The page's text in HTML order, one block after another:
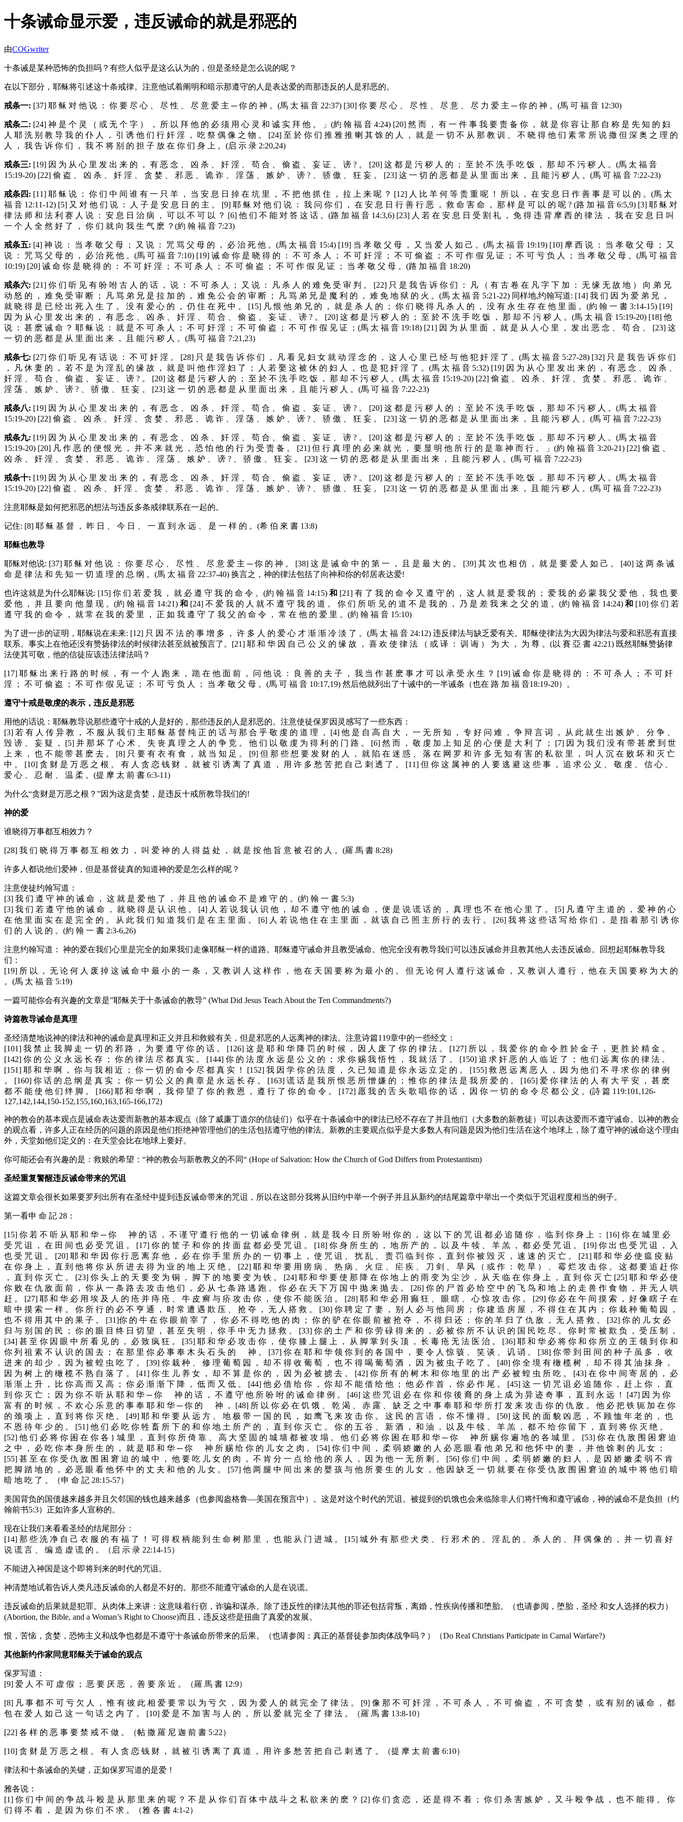
十条诫命显示爱，违反诫命的就是邪恶的
由COGwriter
十条诫是某种恐怖的负担吗？有些人似乎是这么认为的，但是圣经是怎么说的呢？
在以下部分，耶稣将引述这十条戒律。注意他试着阐明和暗示那遵守的人是表达爱的而那违反的人是邪恶的。
戒条一: [37] 耶 稣 对 他 说 ： 你 要 尽 心 、 尽 性 、 尽 意 爱 主 ─ 你 的 神 。(馬 太 福 音 22:37) [30] 你 要 尽 心 、 尽 性 、 尽 意 、 尽 力 爱 主 ─ 你 的 神 。(馬 可 福 音 12:30)
戒条二: [24] 神 是 个 灵 （ 或 无 个 字 ） ， 所 以 拜 他 的 必 须 用 心 灵 和 诚 实 拜 他 。 」(約 翰 福 音 4:24) [20] 然 而 ， 有 一 件 事 我 要 责 备 你 ， 就 是 你 容 让 那 自 称 是 先 知 的 妇
人 耶 洗 别 教 导 我 的 仆 人 ， 引 诱 他 们 行 奸 淫 ， 吃 祭 偶 像 之 物 。 [24] 至 於 你 们 推 雅 推 喇 其 馀 的 人 ， 就 是 一 切 不 从 那 教 训 、 不 晓 得 他 们 素 常 所 说 撒 但 深 奥 之 理 的
人 ， 我 告 诉 你 们 ， 我 不 将 别 的 担 子 放 在 你 们 身 上 。(启 示 录 2:20,24)
戒条三: [19] 因 为 从 心 里 发 出 来 的 ， 有 恶 念 、 凶 杀 、 奸 淫 、 苟 合 、 偷 盗 、 妄 证 、 谤 ? 。 [20] 这 都 是 污 秽 人 的 ； 至 於 不 洗 手 吃 饭 ， 那 却 不 污 秽 人 。(馬 太 福 音
15:19-20) [22] 偷 盗 、 凶 杀 、 奸 淫 、 贪 婪 、 邪 恶 、 诡 诈 、 淫 荡 、 嫉 妒 、 谤 ? 、 骄 傲 、 狂 妄 。 [23] 这 一 切 的 恶 都 是 从 里 面 出 来 ， 且 能 污 秽 人 。(馬 可 福 音 7:22-23)
戒条四: [11] 耶 稣 说 ： 你 们 中 间 谁 有 一 只 羊 ， 当 安 息 日 掉 在 坑 里 ， 不 把 他 抓 住 ， 拉 上 来 呢 ？ [12] 人 比 羊 何 等 贵 重 呢 ！ 所 以 ， 在 安 息 日 作 善 事 是 可 以 的 。(馬 太
福 音 12:11-12) [5] 又 对 他 们 说 ： 人 子 是 安 息 日 的 主 。 [9] 耶 稣 对 他 们 说 ： 我 问 你 们 ， 在 安 息 日 行 善 行 恶 ， 救 命 害 命 ， 那 样 是 可 以 的 呢 ? (路 加 福 音 6:5,9) [3] 耶 稣 对
律 法 师 和 法 利 赛 人 说 ： 安 息 日 治 病 ， 可 以 不 可 以 ？ [6] 他 们 不 能 对 答 这 话 。(路 加 福 音 14:3,6) [23] 人 若 在 安 息 日 受 割 礼 ， 免 得 违 背 摩 西 的 律 法 ， 我 在 安 息 日 叫
一 个 人 全 然 好 了 ， 你 们 就 向 我 生 气 麽 ？(約 翰 福 音 7:23)
戒条五: [4] 神 说 ： 当 孝 敬 父 母 ； 又 说 ： 咒 骂 父 母 的 ， 必 治 死 他 。(馬 太 福 音 15:4) [19] 当 孝 敬 父 母 ， 又 当 爱 人 如 己 。(馬 太 福 音 19:19) [10] 摩 西 说 ： 当 孝 敬 父 母 ； 又
说 ： 咒 骂 父 母 的 ， 必 治 死 他 。(馬 可 福 音 7:10) [19] 诫 命 你 是 晓 得 的 ： 不 可 杀 人 ； 不 可 奸 淫 ； 不 可 偷 盗 ； 不 可 作 假 见 证 ； 不 可 亏 负 人 ； 当 孝 敬 父 母 。(馬 可 福 音
10:19) [20] 诫 命 你 是 晓 得 的 ： 不 可 奸 淫 ； 不 可 杀 人 ； 不 可 偷 盗 ； 不 可 作 假 见 证 ； 当 孝 敬 父 母 。(路 加 福 音 18:20)
戒条六: [21] 你 们 听 见 有 吩 咐 古 人 的 话 ， 说 ： 不 可 杀 人 ； 又 说 ： 凡 杀 人 的 难 免 受 审 判 。 [22] 只 是 我 告 诉 你 们 ： 凡 （ 有 古 卷 在 凡 字 下 加 ： 无 缘 无 故 地 ） 向 弟 兄
动 怒 的 ， 难 免 受 审 断 ； 凡 骂 弟 兄 是 拉 加 的 ， 难 免 公 会 的 审 断 ； 凡 骂 弟 兄 是 魔 利 的 ， 难 免 地 狱 的 火 。(馬 太 福 音 5:21-22) 同样地,约翰写道: [14] 我 们 因 为 爱 弟 兄 ，
就 晓 得 是 已 经 出 死 入 生 了 。 没 有 爱 心 的 ， 仍 住 在 死 中 。 [15] 凡 恨 他 弟 兄 的 ， 就 是 杀 人 的 ； 你 们 晓 得 凡 杀 人 的 ， 没 有 永 生 存 在 他 里 面 。(約 翰 一 書 3:14-15) [19]
因 为 从 心 里 发 出 来 的 ， 有 恶 念 、 凶 杀 、 奸 淫 、 苟 合 、 偷 盗 、 妄 证 、 谤 ? 。 [20] 这 都 是 污 秽 人 的 ； 至 於 不 洗 手 吃 饭 ， 那 却 不 污 秽 人 。(馬 太 福 音 15:19-20) [18] 他
说 ： 甚 麽 诫 命 ？ 耶 稣 说 ： 就 是 不 可 杀 人 ； 不 可 奸 淫 ； 不 可 偷 盗 ； 不 可 作 假 见 证 ；(馬 太 福 音 19:18) [21] 因 为 从 里 面 ， 就 是 从 人 心 里 ， 发 出 恶 念 、 苟 合 、 [23] 这
一 切 的 恶 都 是 从 里 面 出 来 ， 且 能 污 秽 人 。(馬 可 福 音 7:21,23)
戒条七: [27] 你 们 听 见 有 话 说 ： 不 可 奸 淫 。 [28] 只 是 我 告 诉 你 们 ， 凡 看 见 妇 女 就 动 淫 念 的 ， 这 人 心 里 已 经 与 他 犯 奸 淫 了 。(馬 太 福 音 5:27-28) [32] 只 是 我 告 诉 你 们
， 凡 休 妻 的 ， 若 不 是 为 淫 乱 的 缘 故 ， 就 是 叫 他 作 淫 妇 了 ； 人 若 娶 这 被 休 的 妇 人 ， 也 是 犯 奸 淫 了 。(馬 太 福 音 5:32) [19] 因 为 从 心 里 发 出 来 的 ， 有 恶 念 、 凶 杀 、
奸 淫 、 苟 合 、 偷 盗 、 妄 证 、 谤 ? 。 [20] 这 都 是 污 秽 人 的 ； 至 於 不 洗 手 吃 饭 ， 那 却 不 污 秽 人 。(馬 太 福 音 15:19-20) [22] 偷 盗 、 凶 杀 、 奸 淫 、 贪 婪 、 邪 恶 、 诡 诈 、
淫 荡 、 嫉 妒 、 谤 ? 、 骄 傲 、 狂 妄 。 [23] 这 一 切 的 恶 都 是 从 里 面 出 来 ， 且 能 污 秽 人 。(馬 可 福 音 7:22-23)
戒条八: [19] 因 为 从 心 里 发 出 来 的 ， 有 恶 念 、 凶 杀 、 奸 淫 、 苟 合 、 偷 盗 、 妄 证 、 谤 ? 。 [20] 这 都 是 污 秽 人 的 ； 至 於 不 洗 手 吃 饭 ， 那 却 不 污 秽 人 。(馬 太 福 音
15:19-20) [22] 偷 盗 、 凶 杀 、 奸 淫 、 贪 婪 、 邪 恶 、 诡 诈 、 淫 荡 、 嫉 妒 、 谤 ? 、 骄 傲 、 狂 妄 。 [23] 这 一 切 的 恶 都 是 从 里 面 出 来 ， 且 能 污 秽 人 。(馬 可 福 音 7:22-23)
戒条九: [19] 因 为 从 心 里 发 出 来 的 ， 有 恶 念 、 凶 杀 、 奸 淫 、 苟 合 、 偷 盗 、 妄 证 、 谤 ? 。 [20] 这 都 是 污 秽 人 的 ； 至 於 不 洗 手 吃 饭 ， 那 却 不 污 秽 人 。(馬 太 福 音
15:19-20) [20] 凡 作 恶 的 便 恨 光 ， 并 不 来 就 光 ， 恐 怕 他 的 行 为 受 责 备 。 [21] 但 行 真 理 的 必 来 就 光 ， 要 显 明 他 所 行 的 是 靠 神 而 行 。 」(約 翰 福 音 3:20-21) [22] 偷 盗 、
凶 杀 、 奸 淫 、 贪 婪 、 邪 恶 、 诡 诈 、 淫 荡 、 嫉 妒 、 谤 ? 、 骄 傲 、 狂 妄 。 [23] 这 一 切 的 恶 都 是 从 里 面 出 来 ， 且 能 污 秽 人 。(馬 可 福 音 7:22-23)
戒条十: [19] 因 为 从 心 里 发 出 来 的 ， 有 恶 念 、 凶 杀 、 奸 淫 、 苟 合 、 偷 盗 、 妄 证 、 谤 ? 。 [20] 这 都 是 污 秽 人 的 ； 至 於 不 洗 手 吃 饭 ， 那 却 不 污 秽 人 。(馬 太 福 音
15:19-20) [22] 偷 盗 、 凶 杀 、 奸 淫 、 贪 婪 、 邪 恶 、 诡 诈 、 淫 荡 、 嫉 妒 、 谤 ? 、 骄 傲 、 狂 妄 。 [23] 这 一 切 的 恶 都 是 从 里 面 出 来 ， 且 能 污 秽 人 。(馬 可 福 音 7:22-23)
注意耶稣是如何把邪恶的想法与违反多条戒律联系在一起的。
记住: [8] 耶 稣 基 督 ， 昨 日 、 今 日 、 一 直 到 永 远 、 是 一 样 的 。(希 伯 來 書 13:8)
耶稣也教导
耶稣对他说: [37] 耶 稣 对 他 说 ： 你 要 尽 心 、 尽 性 、 尽 意 爱 主 ─ 你 的 神 。 [38] 这 是 诫 命 中 的 第 一 ， 且 是 最 大 的 。 [39] 其 次 也 相 仿 ， 就 是 要 爱 人 如 己 。 [40] 这 两 条 诫
命 是 律 法 和 先 知 一 切 道 理 的 总 纲 。(馬 太 福 音 22:37-40) 换言之，神的律法包括了向神和你的邻居表达爱!
也许这就是为什么耶稣说: [15] 你 们 若 爱 我 ， 就 必 遵 守 我 的 命 令 。(約 翰 福 音 14:15) 和 [21] 有 了 我 的 命 令 又 遵 守 的 ， 这 人 就 是 爱 我 的 ； 爱 我 的 必 蒙 我 父 爱 他 ， 我 也 要
爱 他 ， 并 且 要 向 他 显 现 。(約 翰 福 音 14:21) 和 [24] 不 爱 我 的 人 就 不 遵 守 我 的 道 。 你 们 所 听 见 的 道 不 是 我 的 ， 乃 是 差 我 来 之 父 的 道 。(約 翰 福 音 14:24) 和 [10] 你 们 若
遵 守 我 的 命 令 ， 就 常 在 我 的 爱 里 ， 正 如 我 遵 守 了 我 父 的 命 令 ， 常 在 他 的 爱 里 。(約 翰 福 音 15:10)
为了进一步的证明，耶稣说在未来: [12] 只 因 不 法 的 事 增 多 ， 许 多 人 的 爱 心 才 渐 渐 冷 淡 了 。(馬 太 福 音 24:12) 违反律法与缺乏爱有关。耶稣使律法为大因为律法与爱和邪恶有直接
联系。事实上在他还没有赞扬律法的时候律法甚至就被预言了。[21] 耶 和 华 因 自 己 公 义 的 缘 故 ， 喜 欢 使 律 法 （ 或 译 ： 训 诲 ） 为 大 ， 为 尊 。(以 賽 亞 書 42:21) 既然耶稣赞扬律
法使其可敬，他的信徒应该违法律法吗？
[17] 耶 稣 出 来 行 路 的 时 候 ， 有 一 个 人 跑 来 ， 跪 在 他 面 前 ， 问 他 说 ： 良 善 的 夫 子 ， 我 当 作 甚 麽 事 才 可 以 承 受 永 生 ？ [19] 诫 命 你 是 晓 得 的 ： 不 可 杀 人 ； 不 可 奸
淫 ； 不 可 偷 盗 ； 不 可 作 假 见 证 ； 不 可 亏 负 人 ； 当 孝 敬 父 母 。(馬 可 福 音 10:17,19) 然后他就列出了十诫中的一半诫条（也在 路 加 福 音18:19-20）。
遵守十戒是敬虔的表示，违反是邪恶
用他的话说：耶稣教导说那些遵守十戒的人是好的，那些违反的人是邪恶的。注意使徒保罗因灵感写了一些东西：
[3] 若 有 人 传 异 教 ， 不 服 从 我 们 主 耶 稣 基 督 纯 正 的 话 与 那 合 乎 敬 虔 的 道 理 ， [4] 他 是 自 高 自 大 ， 一 无 所 知 ， 专 好 问 难 ， 争 辩 言 词 ， 从 此 就 生 出 嫉 妒 、 分 争 、
毁 谤 、 妄 疑 ， [5] 并 那 坏 了 心 术 、 失 丧 真 理 之 人 的 争 竞 。 他 们 以 敬 虔 为 得 利 的 门 路 。 [6] 然 而 ， 敬 虔 加 上 知 足 的 心 便 是 大 利 了 ； [7] 因 为 我 们 没 有 带 甚 麽 到 世
上 来 ， 也 不 能 带 甚 麽 去 。 [8] 只 要 有 衣 有 食 ， 就 当 知 足 。 [9] 但 那 些 想 要 发 财 的 人 ， 就 陷 在 迷 惑 、 落 在 网 罗 和 许 多 无 知 有 害 的 私 欲 里 ， 叫 人 沉 在 败 坏 和 灭 亡
中 。 [10] 贪 财 是 万 恶 之 根 。 有 人 贪 恋 钱 财 ， 就 被 引 诱 离 了 真 道 ， 用 许 多 愁 苦 把 自 己 刺 透 了 。 [11] 但 你 这 属 神 的 人 要 逃 避 这 些 事 ， 追 求 公 义 、 敬 虔 、 信 心 、
爱 心 、 忍 耐 、 温 柔 。(提 摩 太 前 書 6:3-11)
为什么“贪财是万恶之根？”因为这是贪婪，是违反十戒所教导我们的!
神的爱
谁晓得万事都互相效力？
[28] 我 们 晓 得 万 事 都 互 相 效 力 ， 叫 爱 神 的 人 得 益 处 ， 就 是 按 他 旨 意 被 召 的 人 。(羅 馬 書 8:28)
许多人都说他们爱神，但是基督徒真的知道神的爱是怎么样的呢？
注意使徒约翰写道：
[3] 我 们 遵 守 神 的 诫 命 ， 这 就 是 爱 他 了 ， 并 且 他 的 诫 命 不 是 难 守 的 。(約 翰 一 書 5:3)
[3] 我 们 若 遵 守 他 的 诫 命 ， 就 晓 得 是 认 识 他 。 [4] 人 若 说 我 认 识 他 ， 却 不 遵 守 他 的 诫 命 ， 便 是 说 谎 话 的 ， 真 理 也 不 在 他 心 里 了 。 [5] 凡 遵 守 主 道 的 ， 爱 神 的 心
在 他 里 面 实 在 是 完 全 的 。 从 此 我 们 知 道 我 们 是 在 主 里 面 。 [6] 人 若 说 他 住 在 主 里 面 ， 就 该 自 己 照 主 所 行 的 去 行 。 [26] 我 将 这 些 话 写 给 你 们 ， 是 指 着 那 引 诱 你
们 的 人 说 的 。(約 翰 一 書 2:3-6,26)
注意约翰写道： 神的爱在我们心里是完全的如果我们走像耶稣一样的道路。耶稣遵守诫命并且教受诫命。他完全没有教导我们可以违反诫命并且教其他人去违反诫命。回想起耶稣教导我
们：
[19] 所 以 ， 无 论 何 人 废 掉 这 诫 命 中 最 小 的 一 条 ， 又 教 训 人 这 样 作 ， 他 在 天 国 要 称 为 最 小 的 。 但 无 论 何 人 遵 行 这 诫 命 ， 又 教 训 人 遵 行 ， 他 在 天 国 要 称 为 大 的
。(馬 太 福 音 5:19)
一篇可能你会有兴趣的文章是”耶稣关于十条诫命的教导” (What Did Jesus Teach About the Ten Commandments?)
诗篇教导诫命是真理
圣经清楚地说神的律法和神的诫命是真理和正义并且和救赎有关，但是邪恶的人远离神的律法。注意诗篇119章中的一些经文：
[101] 我 禁 止 我 脚 走 一 切 的 邪 路 ， 为 要 遵 守 你 的 话 。 [126] 这 是 耶 和 华 降 罚 的 时 候 ， 因 人 废 了 你 的 律 法 。 [127] 所 以 ， 我 爱 你 的 命 令 胜 於 金 子 ， 更 胜 於 精 金 。
[142] 你 的 公 义 永 远 长 存 ； 你 的 律 法 尽 都 真 实 。 [144] 你 的 法 度 永 远 是 公 义 的 ； 求 你 赐 我 悟 性 ， 我 就 活 了 。 [150] 追 求 奸 恶 的 人 临 近 了 ； 他 们 远 离 你 的 律 法 。
[151] 耶 和 华 啊 ， 你 与 我 相 近 ； 你 一 切 的 命 令 尽 都 真 实 ！ [152] 我 因 学 你 的 法 度 ， 久 已 知 道 是 你 永 远 立 定 的 。 [155] 救 恩 远 离 恶 人 ， 因 为 他 们 不 寻 求 你 的 律 例
。 [160] 你 话 的 总 纲 是 真 实 ； 你 一 切 公 义 的 典 章 是 永 远 长 存 。 [163] 谎 话 是 我 所 恨 恶 所 憎 嫌 的 ； 惟 你 的 律 法 是 我 所 爱 的 。 [165] 爱 你 律 法 的 人 有 大 平 安 ， 甚 麽
都 不 能 使 他 们 绊 脚 。 [166] 耶 和 华 啊 ， 我 仰 望 了 你 的 救 恩 ， 遵 行 了 你 的 命 令 。 [172] 愿 我 的 舌 头 歌 唱 你 的 话 ， 因 你 一 切 的 命 令 尽 都 公 义 。(詩 篇 119:101,126-
127,142,144,150-152,155,160,163,165-166,172)
神的教会的基本观点是诫命表达爱而新教的基本观点（除了威廉丁道尔的信徒们）似乎在十条诫命中的律法已经不存在了并且他们（大多数的新教徒）可以表达爱而不遵守诫命。以神的教会
的观点看，许多人正在经历的问题的原因是他们拒绝神管理他们的生活包括遵守他的律法。新教的主要观点似乎是大多数人有问题是因为他们生活在这个地球上，除了遵守神的诫命这个理由
外，天堂如他们定义的：在天堂会比在地球上要好。
你可能还会有兴趣的是：救赎的希望：“神的教会与新教教义的不同“ (Hope of Salvation: How the Church of God Differs from Protestantism)
圣经重复警醒违反诫命带来的咒诅
这篇文章会很长如果要罗列出所有在圣经中提到违反诫命带来的咒诅，所以在这部分我将从旧约中举一个例子并且从新约的结尾篇章中举出一个类似于咒诅程度相当的例子。
第一看申 命 記 28：
[15] 你 若 不 听 从 耶 和 华 ─ 你 神 的 话 ， 不 谨 守 遵 行 他 的 一 切 诫 命 律 例 ， 就 是 我 今 日 所 吩 咐 你 的 ， 这 以 下 的 咒 诅 都 必 追 随 你 ， 临 到 你 身 上 ： [16] 你 在 城 里 必
受 咒 诅 ， 在 田 间 也 必 受 咒 诅 。 [17] 你 的 筐 子 和 你 的 抟 面 盆 都 必 受 咒 诅 。 [18] 你 身 所 生 的 ， 地 所 产 的 ， 以 及 牛 犊 、 羊 羔 ， 都 必 受 咒 诅 。 [19] 你 出 也 受 咒 诅 ， 入
也 受 咒 诅 。 [20] 耶 和 华 因 你 行 恶 离 弃 他 ， 必 在 你 手 里 所 办 的 一 切 事 上 ， 使 咒 诅 、 扰 乱 、 责 罚 临 到 你 ， 直 到 你 被 毁 灭 ， 速 速 的 灭 亡 。 [21] 耶 和 华 必 使 瘟 疫 贴
在 你 身 上 ， 直 到 他 将 你 从 所 进 去 得 为 业 的 地 上 灭 绝 。 [22] 耶 和 华 要 用 痨 病 、 热 病 、 火 症 、 疟 疾 、 刀 剑 、 旱 风 （ 或 作 ： 乾 旱 ） 、 霉 烂 攻 击 你 。 这 都 要 追 赶 你
， 直 到 你 灭 亡 。 [23] 你 头 上 的 天 要 变 为 铜 ， 脚 下 的 地 要 变 为 铁 。 [24] 耶 和 华 要 使 那 降 在 你 地 上 的 雨 变 为 尘 沙 ， 从 天 临 在 你 身 上 ， 直 到 你 灭 亡 [25] 耶 和 华 必 使
你 败 在 仇 敌 面 前 ， 你 从 一 条 路 去 攻 击 他 们 ， 必 从 七 条 路 逃 跑 。 你 必 在 天 下 万 国 中 抛 来 抛 去 。 [26] 你 的 尸 首 必 给 空 中 的 飞 鸟 和 地 上 的 走 兽 作 食 物 ， 并 无 人 哄
赶 。 [27] 耶 和 华 必 用 埃 及 人 的 疮 并 痔 疮 、 牛 皮 癣 与 疥 攻 击 你 ， 使 你 不 能 医 治 。 [28] 耶 和 华 必 用 癫 狂 、 眼 瞎 、 心 惊 攻 击 你 。 [29] 你 必 在 午 间 摸 索 ， 好 像 瞎 子 在
暗 中 摸 索 一 样 。 你 所 行 的 必 不 亨 通 ， 时 常 遭 遇 欺 压 、 抢 夺 ， 无 人 搭 救 。 [30] 你 聘 定 了 妻 ， 别 人 必 与 他 同 房 ； 你 建 造 房 屋 ， 不 得 住 在 其 内 ； 你 栽 种 葡 萄 园 ，
也 不 得 用 其 中 的 果 子 。 [31]你 的 牛 在 你 眼 前 宰 了 ， 你 必 不 得 吃 他 的 肉 ； 你 的 驴 在 你 眼 前 被 抢 夺 ， 不 得 归 还 ； 你 的 羊 归 了 仇 敌 ， 无 人 搭 救 。 [32] 你 的 儿 女 必
归 与 别 国 的 民 ； 你 的 眼 目 终 日 切 望 ， 甚 至 失 明 ， 你 手 中 无 力 拯 救 。 [33] 你 的 土 产 和 你 劳 碌 得 来 的 ， 必 被 你 所 不 认 识 的 国 民 吃 尽 。 你 时 常 被 欺 负 ， 受 压 制 ，
[34] 甚 至 你 因 眼 中 所 看 见 的 ， 必 致 疯 狂 。 [35] 耶 和 华 必 攻 击 你 ， 使 你 膝 上 腿 上 ， 从 脚 掌 到 头 顶 ， 长 毒 疮 无 法 医 治 。 [36] 耶 和 华 必 将 你 和 你 所 立 的 王 领 到 你 和
你 列 祖 素 不 认 识 的 国 去 ； 在 那 里 你 必 事 奉 木 头 石 头 的 神 。 [37] 你 在 耶 和 华 领 你 到 的 各 国 中 ， 要 令 人 惊 骇 、 笑 谈 、 讥 诮 。 [38] 你 带 到 田 间 的 种 子 虽 多 ， 收
进 来 的 却 少 ， 因 为 被 蝗 虫 吃 了 。 [39] 你 栽 种 、 修 理 葡 萄 园 ， 却 不 得 收 葡 萄 ， 也 不 得 喝 葡 萄 酒 ， 因 为 被 虫 子 吃 了 。 [40] 你 全 境 有 橄 榄 树 ， 却 不 得 其 油 抹 身 ，
因 为 树 上 的 橄 榄 不 熟 自 落 了 。 [41] 你 生 儿 养 女 ， 却 不 算 是 你 的 ， 因 为 必 被 掳 去 。 [42] 你 所 有 的 树 木 和 你 地 里 的 出 产 必 被 蝗 虫 所 吃 。 [43] 在 你 中 间 寄 居 的 ， 必
渐 渐 上 升 ， 比 你 高 而 又 高 ； 你 必 渐 渐 下 降 ， 低 而 又 低 。 [44] 他 必 借 给 你 ， 你 却 不 能 借 给 他 ； 他 必 作 首 ， 你 必 作 尾 。 [45] 这 一 切 咒 诅 必 追 随 你 ， 赶 上 你 ， 直
到 你 灭 亡 ； 因 为 你 不 听 从 耶 和 华 ─ 你 神 的 话 ， 不 遵 守 他 所 吩 咐 的 诫 命 律 例 。 [46] 这 些 咒 诅 必 在 你 和 你 後 裔 的 身 上 成 为 异 迹 奇 事 ， 直 到 永 远 ！ [47] 因 为 你
富 有 的 时 候 ， 不 欢 心 乐 意 的 事 奉 耶 和 华 ─ 你 的 神 ， [48] 所 以 你 必 在 饥 饿 、 乾 渴 、 赤 露 、 缺 乏 之 中 事 奉 耶 和 华 所 打 发 来 攻 击 你 的 仇 敌 。 他 必 把 铁 轭 加 在 你
的 颈 项 上 ， 直 到 将 你 灭 绝 。 [49] 耶 和 华 要 从 远 方 、 地 极 带 一 国 的 民 ， 如 鹰 飞 来 攻 击 你 。 这 民 的 言 语 ， 你 不 懂 得 。 [50] 这 民 的 面 貌 凶 恶 ， 不 顾 恤 年 老 的 ， 也
不 恩 待 年 少 的 。 [51] 他 们 必 吃 你 牲 畜 所 下 的 和 你 地 土 所 产 的 ， 直 到 你 灭 亡 。 你 的 五 谷 、 新 酒 ， 和 油 ， 以 及 牛 犊 、 羊 羔 ， 都 不 给 你 留 下 ， 直 到 将 你 灭 绝 。
[52] 他 们 必 将 你 困 在 你 各 } 城 里 ， 直 到 你 所 倚 靠 、 高 大 坚 固 的 城 墙 都 被 攻 塌 。 他 们 必 将 你 困 在 耶 和 华 ─ 你 神 所 赐 你 遍 地 的 各 城 里 。 [53] 你 在 仇 敌 围 困 窘 迫
之 中 ， 必 吃 你 本 身 所 生 的 ， 就 是 耶 和 华 ─ 你 神 所 赐 给 你 的 儿 女 之 肉 。 [54] 你 们 中 间 ， 柔 弱 娇 嫩 的 人 必 恶 眼 看 他 弟 兄 和 他 怀 中 的 妻 ， 并 他 馀 剩 的 儿 女 ；
[55] 甚 至 在 你 受 仇 敌 围 困 窘 迫 的 城 中 ， 他 要 吃 儿 女 的 肉 ， 不 肯 分 一 点 给 他 的 亲 人 ， 因 为 他 一 无 所 剩 。 [56] 你 们 中 间 ， 柔 弱 娇 嫩 的 妇 人 ， 是 因 娇 嫩 柔 弱 不 肯
把 脚 踏 地 的 ， 必 恶 眼 看 他 怀 中 的 丈 夫 和 他 的 儿 女 。 [57] 他 两 腿 中 间 出 来 的 婴 孩 与 他 所 要 生 的 儿 女 ， 他 因 缺 乏 一 切 就 要 在 你 受 仇 敌 围 困 窘 迫 的 城 中 将 他 们 暗
暗 地 吃 了 。（申 命 記 28:15-57）
美国背负的国债越来越多并且欠邻国的钱也越来越多（也参阅盎格鲁—美国在预言中）。这是对这个时代的咒诅。被提到的饥饿也会来临除非人们将忏悔和遵守诫命，神的诫命不是负担（约
翰前书5:3）正如许多人宣称的。
现在让我们来看看圣经的结尾部分：
[14] 那 些 洗 净 自 己 衣 服 的 有 福 了 ！ 可 得 权 柄 能 到 生 命 树 那 里 ， 也 能 从 门 进 城 。 [15] 城 外 有 那 些 犬 类 、 行 邪 术 的 、 淫 乱 的 、 杀 人 的 、 拜 偶 像 的 ， 并 一 切 喜 好
说 谎 言 、 编 造 虚 谎 的 。（启 示 录 22:14-15）
不能进入神国是这个即将到来的时代的咒诅。
神清楚地试着告诉人类凡违反诫命的人都是不好的。那些不能遵守诫命的人是在说谎。
违反诫命的后果就是犯罪。从肉体上来讲：这意味着行窃，诈骗和谋杀。除了违反性的律法其他的罪还包括背叛，离婚，性疾病传播和堕胎。（也请参阅，堕胎，圣经 和女人选择的权力）
(Abortion, the Bible, and a Woman’s Right to Choose)而且，违反这些是扭曲了真爱的发展。
恨，苦恼，贪婪，恐怖主义和战争也都是不遵守十条诫命所带来的后果。（也请参阅：真正的基督徒参加肉体战争吗？）（Do Real Christians Participate in Carnal Warfare?)
其他新约作家同意耶稣关于诫命的观点
保罗写道：
[9] 爱 人 不 可 虚 假 ； 恶 要 厌 恶 ， 善 要 亲 近 。（羅 馬 書 12:9）
[8] 凡 事 都 不 可 亏 欠 人 ， 惟 有 彼 此 相 爱 要 常 以 为 亏 欠 ， 因 为 爱 人 的 就 完 全 了 律 法 。 [9] 像 那 不 可 奸 淫 ， 不 可 杀 人 ， 不 可 偷 盗 ， 不 可 贪 婪 ， 或 有 别 的 诫 命 ， 都
包 在 爱 人 如 己 这 一 句 话 之 内 了 。 [10] 爱 是 不 加 害 与 人 的 ， 所 以 爱 就 完 全 了 律 法 。（羅 馬 書 13:8-10）
[22] 各 样 的 恶 事 要 禁 戒 不 做 。（帖 撒 羅 尼 迦 前 書 5:22）
[10] 贪 财 是 万 恶 之 根 。 有 人 贪 恋 钱 财 ， 就 被 引 诱 离 了 真 道 ， 用 许 多 愁 苦 把 自 己 刺 透 了 。（提 摩 太 前 書 6:10）
律法和十条诫命的关键，正如保罗写道的是爱！
雅各说：
[1] 你 们 中 间 的 争 战 斗 殴 是 从 那 里 来 的 呢 ？ 不 是 从 你 们 百 体 中 战 斗 之 私 欲 来 的 麽 ？ [2] 你 们 贪 恋 ， 还 是 得 不 着 ； 你 们 杀 害 嫉 妒 ， 又 斗 殴 争 战 ， 也 不 能 得 。 你
们 得 不 着 ， 是 因 为 你 们 不 求 。（雅 各 書 4:1-2）